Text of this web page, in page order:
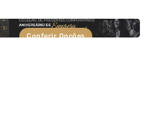
Conferir Opções